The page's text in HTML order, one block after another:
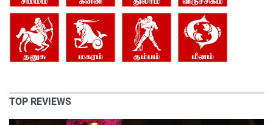
TOP REVIEWS